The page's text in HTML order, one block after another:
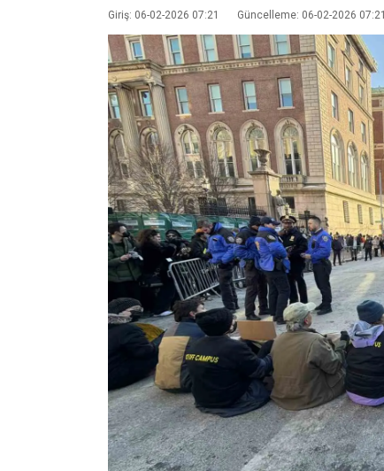
Giriş: 06-02-2026 07:21 Güncelleme: 06-02-2026 07:21